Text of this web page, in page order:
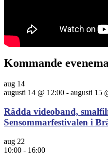
Kommande
aug 14
augusti 14 @ 12:00 - augusti 15
Rädda videoband,
Sensommarfestivalen i
aug 22
10:00 - 16:00